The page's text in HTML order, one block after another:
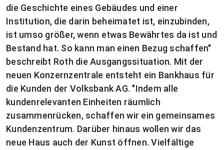
die Geschichte eines Gebäudes und einer
Institution, die darin beheimatet ist, einzubinden,
ist umso größer, wenn etwas Bewährtes da ist und
Bestand hat. So kann man einen Bezug schaffen"
beschreibt Roth die Ausgangssituation. Mit der
neuen Konzernzentrale entsteht ein Bankhaus für
die Kunden der Volksbank AG. "Indem alle
kundenrelevanten Einheiten räumlich
zusammenrücken, schaffen wir ein gemeinsames
Kundenzentrum. Darüber hinaus wollen wir das
neue Haus auch der Kunst öffnen. Vielfältige